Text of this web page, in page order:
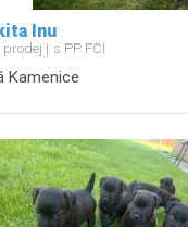
Inu
prodej s PP FCI
Kamenice